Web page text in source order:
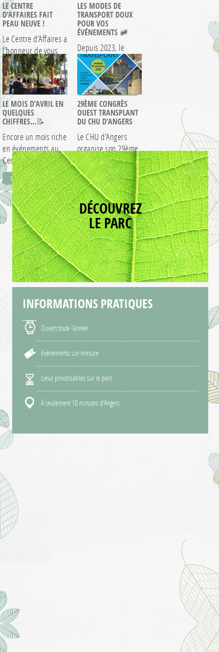
LE CENTRE
D’AFFAIRES FAIT
PEAU NEUVE !
Le Centre d’Affaires a
l’honneur de vous
présenter les salles
après leur…
> EN SAVOIR +
LES MODES DE
TRANSPORT DOUX
POUR VOS
ÉVÉNEMENTS 🚞
Depuis 2023, le
Centre d’Affaires est
fier d’être labellisé
partenaire
Destination
Innovante…
> EN SAVOIR +
LE MOIS D’AVRIL EN
QUELQUES
CHIFFRES…📝
Encore un mois riche
en événements au
Centre d’Affaires.
Retour sur le…
> EN SAVOIR +
29ÈME CONGRÈS
OUEST TRANSPLANT
DU CHU D’ANGERS
Le CHU d’Angers
organise son 29ème
congrès Ouest
Transplant Réservé
aux professionnels…
> EN SAVOIR +
DÉCOUVREZ
LE PARC
INFORMATIONS PRATIQUES
Ouvert toute l’année
Evènements sur-mesure
Lieux privatisables sur le parc
À seulement 10 minutes d'Angers